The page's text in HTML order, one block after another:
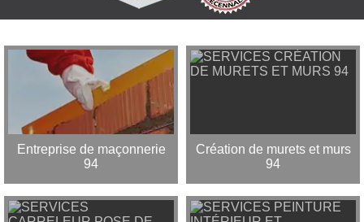
Entreprise de maçonnerie
94
Création de murets et murs
94